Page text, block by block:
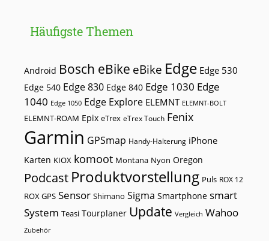
Häufigste Themen
Android Bosch eBike eBike Edge Edge 530
Edge 540 Edge 830 Edge 840 Edge 1030 Edge
1040 Edge 1050 Edge Explore ELEMNT ELEMNT-BOLT
ELEMNT-ROAM Epix eTrex eTrex Touch Fenix
Garmin GPSmap Handy-Halterung iPhone
Karten KIOX komoot Montana Nyon Oregon
Podcast Produktvorstellung Puls ROX 12
ROX GPS Sensor Shimano Sigma Smartphone smart
System Teasi Tourplaner Update Vergleich Wahoo
Zubehör